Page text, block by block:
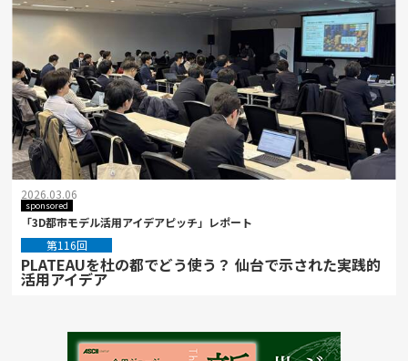
2026.03.06
sponsored
「3D都市モデル活用アイデアピッチ」レポート
第116回
PLATEAUを杜の都でどう使う？ 仙台で示された実践的
活用アイデア